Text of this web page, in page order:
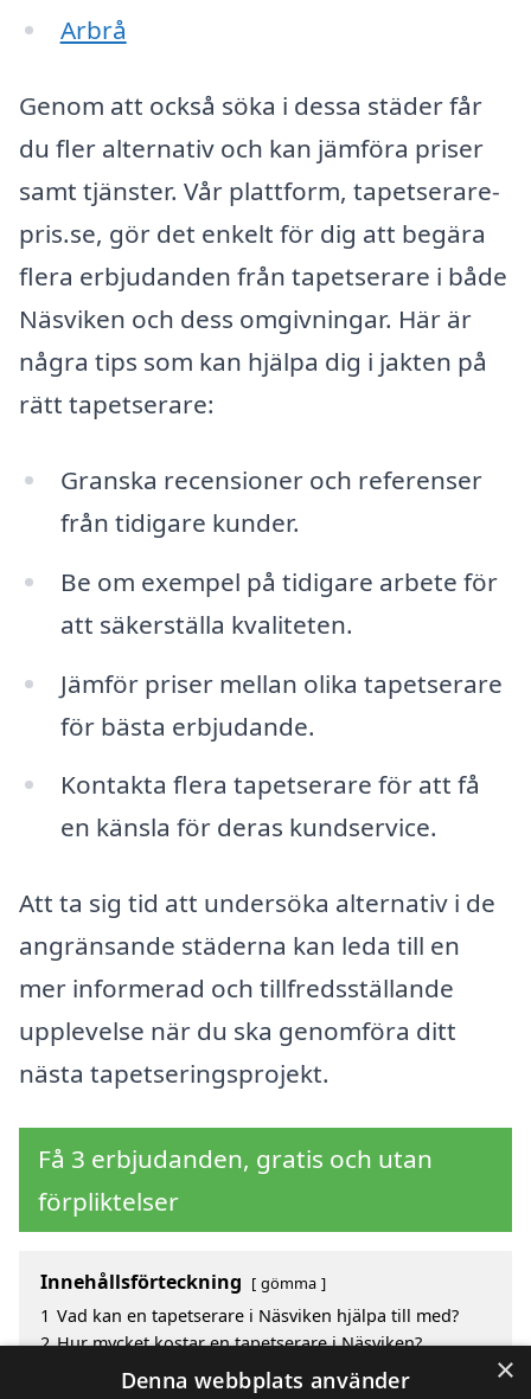
Arbrå
Genom att också söka i dessa städer får
du fler alternativ och kan jämföra priser
samt tjänster. Vår plattform, tapetserare-
pris.se, gör det enkelt för dig att begära
flera erbjudanden från tapetserare i både
Näsviken och dess omgivningar. Här är
några tips som kan hjälpa dig i jakten på
rätt tapetserare:
Granska recensioner och referenser
från tidigare kunder.
Be om exempel på tidigare arbete för
att säkerställa kvaliteten.
Jämför priser mellan olika tapetserare
för bästa erbjudande.
Kontakta flera tapetserare för att få
en känsla för deras kundservice.
Att ta sig tid att undersöka alternativ i de
angränsande städerna kan leda till en
mer informerad och tillfredsställande
upplevelse när du ska genomföra ditt
nästa tapetseringsprojekt.
Få 3 erbjudanden, gratis och utan
förpliktelser
Innehållsförteckning gömma
1 Vad kan en tapetserare i Näsviken hjälpa till med?
2 Hur mycket kostar en tapetserare i Näsviken?
Fördelar med att välja tapetserare i Näsviken
×
Denna webbplats använder